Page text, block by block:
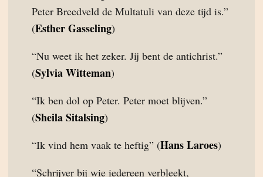
Peter Breedveld de Multatuli van deze tijd is.”
(Esther Gasseling)
“Nu weet ik het zeker. Jij bent de antichrist.”
(Sylvia Witteman)
“Ik ben dol op Peter. Peter moet blijven.”
(Sheila Sitalsing)
“Ik vind hem vaak te heftig” (Hans Laroes)
“Schrijver bij wie iedereen verbleekt,